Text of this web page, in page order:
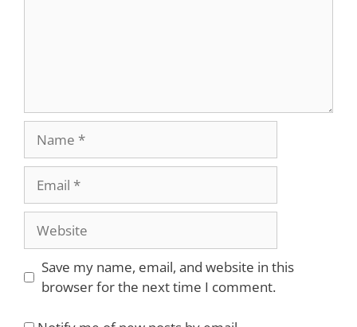
Website
Save my name, email, and website in this
browser for the next time I comment.